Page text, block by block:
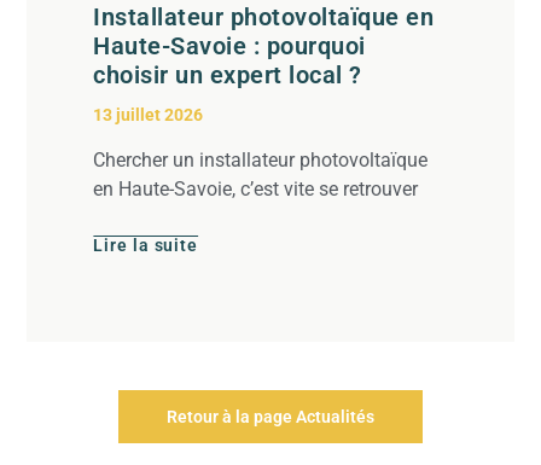
Installateur photovoltaïque en
Haute-Savoie : pourquoi
choisir un expert local ?
13 juillet 2026
Chercher un installateur photovoltaïque
en Haute-Savoie, c’est vite se retrouver
Lire la suite
Retour à la page Actualités